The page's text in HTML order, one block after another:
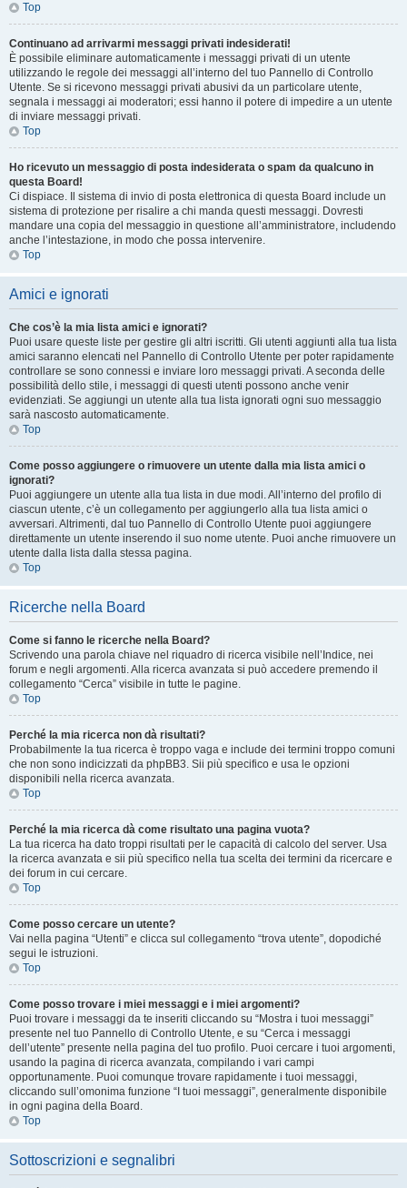
Top
Continuano ad arrivarmi messaggi privati indesiderati!
È possibile eliminare automaticamente i messaggi privati ​​di un utente
utilizzando le regole dei messaggi all’interno del tuo Pannello di Controllo
Utente. Se si ricevono messaggi privati ​​abusivi da un particolare utente,
segnala i messaggi ai moderatori; essi hanno il potere di impedire a un utente
di inviare messaggi privati​​.
Top
Ho ricevuto un messaggio di posta indesiderata o spam da qualcuno in
questa Board!
Ci dispiace. Il sistema di invio di posta elettronica di questa Board include un
sistema di protezione per risalire a chi manda questi messaggi. Dovresti
mandare una copia del messaggio in questione all’amministratore, includendo
anche l’intestazione, in modo che possa intervenire.
Top
Amici e ignorati
Che cos’è la mia lista amici e ignorati?
Puoi usare queste liste per gestire gli altri iscritti. Gli utenti aggiunti alla tua lista
amici saranno elencati nel Pannello di Controllo Utente per poter rapidamente
controllare se sono connessi e inviare loro messaggi privati. A seconda delle
possibilità dello stile, i messaggi di questi utenti possono anche venir
evidenziati. Se aggiungi un utente alla tua lista ignorati ogni suo messaggio
sarà nascosto automaticamente.
Top
Come posso aggiungere o rimuovere un utente dalla mia lista amici o
ignorati?
Puoi aggiungere un utente alla tua lista in due modi. All’interno del profilo di
ciascun utente, c’è un collegamento per aggiungerlo alla tua lista amici o
avversari. Altrimenti, dal tuo Pannello di Controllo Utente puoi aggiungere
direttamente un utente inserendo il suo nome utente. Puoi anche rimuovere un
utente dalla lista dalla stessa pagina.
Top
Ricerche nella Board
Come si fanno le ricerche nella Board?
Scrivendo una parola chiave nel riquadro di ricerca visibile nell’Indice, nei
forum e negli argomenti. Alla ricerca avanzata si può accedere premendo il
collegamento “Cerca” visibile in tutte le pagine.
Top
Perché la mia ricerca non dà risultati?
Probabilmente la tua ricerca è troppo vaga e include dei termini troppo comuni
che non sono indicizzati da phpBB3. Sii più specifico e usa le opzioni
disponibili nella ricerca avanzata.
Top
Perché la mia ricerca dà come risultato una pagina vuota?
La tua ricerca ha dato troppi risultati per le capacità di calcolo del server. Usa
la ricerca avanzata e sii più specifico nella tua scelta dei termini da ricercare e
dei forum in cui cercare.
Top
Come posso cercare un utente?
Vai nella pagina “Utenti” e clicca sul collegamento “trova utente”, dopodiché
segui le istruzioni.
Top
Come posso trovare i miei messaggi e i miei argomenti?
Puoi trovare i messaggi da te inseriti cliccando su “Mostra i tuoi messaggi”
presente nel tuo Pannello di Controllo Utente, e su “Cerca i messaggi
dell’utente” presente nella pagina del tuo profilo. Puoi cercare i tuoi argomenti,
usando la pagina di ricerca avanzata, compilando i vari campi
opportunamente. Puoi comunque trovare rapidamente i tuoi messaggi,
cliccando sull’omonima funzione “I tuoi messaggi”, generalmente disponibile
in ogni pagina della Board.
Top
Sottoscrizioni e segnalibri